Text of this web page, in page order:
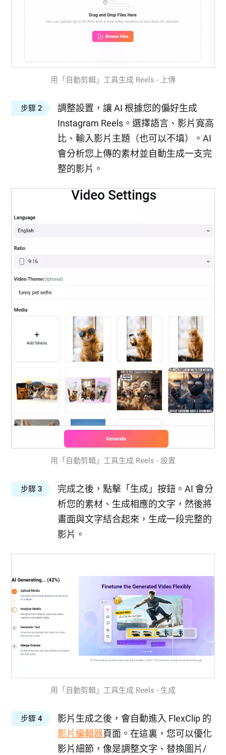
用「自動剪輯」工具生成 Reels - 上傳
步驟 2
調整設置，讓 AI 根據您的偏好生成
Instagram Reels。選擇語言、影片寬高
比、輸入影片主題（也可以不填）。AI
會分析您上傳的素材並自動生成一支完
整的影片。
用「自動剪輯」工具生成 Reels - 設置
步驟 3
完成之後，點擊「生成」按鈕。AI 會分
析您的素材、生成相應的文字，然後將
畫面與文字結合起來，生成一段完整的
影片。
用「自動剪輯」工具生成 Reels - 生成
步驟 4
影片生成之後，會自動進入 FlexClip 的
影片編輯器頁面。在這裏，您可以優化
影片細節，像是調整文字、替換圖片/